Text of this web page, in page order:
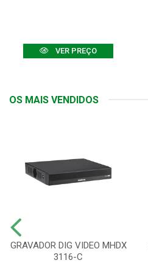
VER PREÇO
OS MAIS VENDIDOS
GRAVADOR DIG VIDEO MHDX
3116-C